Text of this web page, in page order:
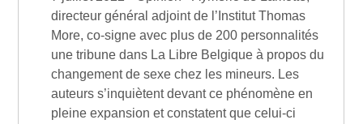
directeur général adjoint de l’Institut Thomas
More, co-signe avec plus de 200 personnalités
une tribune dans La Libre Belgique à propos du
changement de sexe chez les mineurs. Les
auteurs s’inquiètent devant ce phénomène en
pleine expansion et constatent que celui-ci